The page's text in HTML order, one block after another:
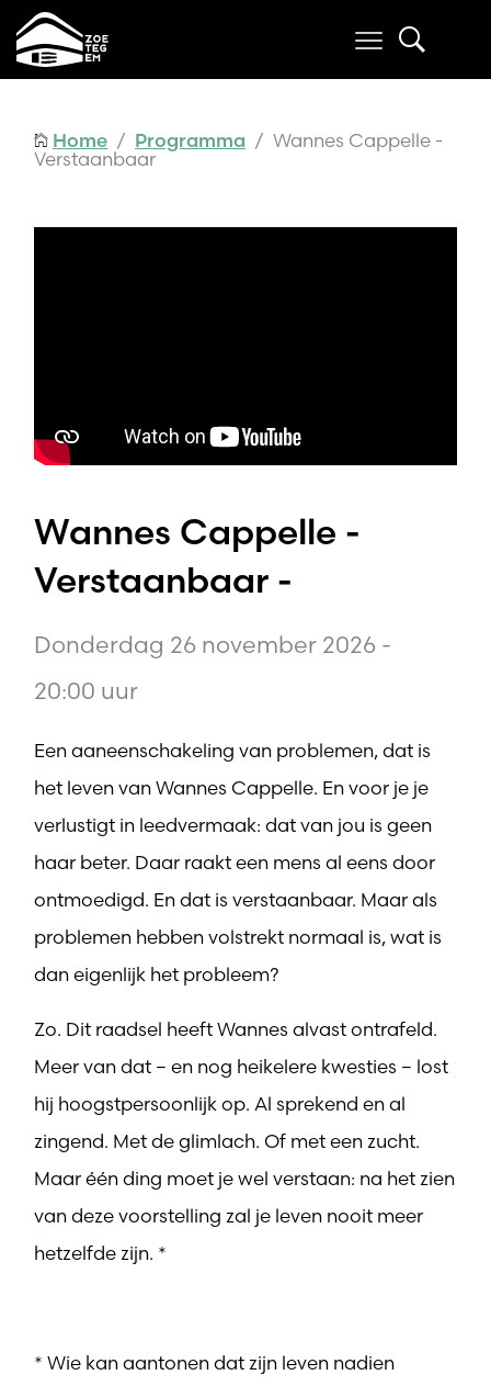
Home / Programma / Wannes Cappelle -
Verstaanbaar
Wannes Cappelle -
Verstaanbaar -
Donderdag 26 november 2026 -
20:00 uur
Een aaneenschakeling van problemen, dat is
het leven van Wannes Cappelle. En voor je je
verlustigt in leedvermaak: dat van jou is geen
haar beter. Daar raakt een mens al eens door
ontmoedigd. En dat is verstaanbaar. Maar als
problemen hebben volstrekt normaal is, wat is
dan eigenlijk het probleem?
Zo. Dit raadsel heeft Wannes alvast ontrafeld.
Meer van dat – en nog heikelere kwesties – lost
hij hoogstpersoonlijk op. Al sprekend en al
zingend. Met de glimlach. Of met een zucht.
Maar één ding moet je wel verstaan: na het zien
van deze voorstelling zal je leven nooit meer
hetzelfde zijn. *
* Wie kan aantonen dat zijn leven nadien